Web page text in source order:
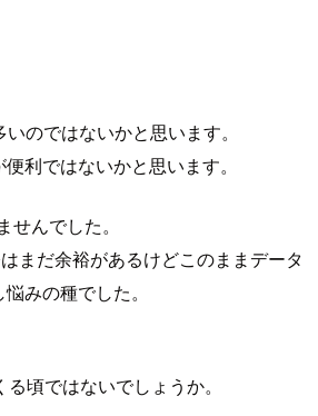
のではないかと思います。
利ではないかと思います。
んでした。
まだ余裕があるけどこのままデータ
みの種でした。
頃ではないでしょうか。